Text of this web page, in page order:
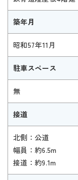
築年月
昭和57年11月
駐車スペース
無
接道
北側：公道
幅員：約6.5m
接道：約9.1m